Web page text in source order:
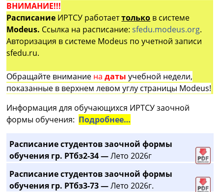
ВНИМАНИЕ!!!
Расписание ИРТСУ работаеттолько в системе
Modeus. Ссылка на расписание:sfedu.modeus.org.
Авторизация в системе Modeus по учетной записи
sfedu.ru.
Обращайте внимание на датыучебной недели,
показанные в верхнем левом углу страницы Modeus!
Информация для обучающихся ИРТСУ заочной
формы обучения: Подробнее…
Расписание студентов заочной формы
обучения гр. РТбз2-34 —Лето 2026г
Расписание студентов заочной формы
обучения гр. РТбз3-73 —Лето 2026г.